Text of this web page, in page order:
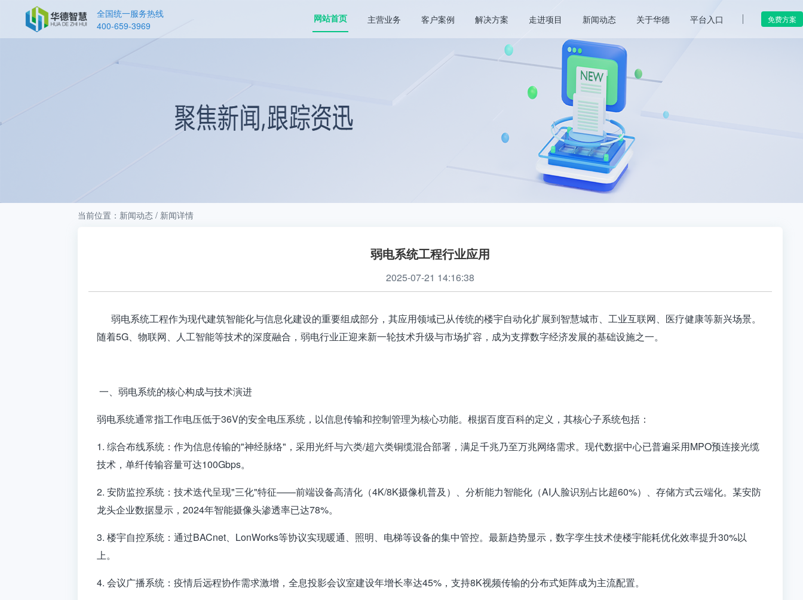
全国统一服务热线
400-659-3969
网站首页 主营业务 客户案例 解决方案 走进项目 新闻动态 关于华德 平台入口 免费方案
当前位置：新闻动态 / 新闻详情
弱电系统工程行业应用
2025-07-21 14:16:38
弱电系统工程作为现代建筑智能化与信息化建设的重要组成部分，其应用领域已从传统的楼宇自动化扩展到智慧城市、工业互联网、医疗健康等新兴场景。
随着5G、物联网、人工智能等技术的深度融合，弱电行业正迎来新一轮技术升级与市场扩容，成为支撑数字经济发展的基础设施之一。
一、弱电系统的核心构成与技术演进
弱电系统通常指工作电压低于36V的安全电压系统，以信息传输和控制管理为核心功能。根据百度百科的定义，其核心子系统包括：
1. 综合布线系统：作为信息传输的"神经脉络"，采用光纤与六类/超六类铜缆混合部署，满足千兆乃至万兆网络需求。现代数据中心已普遍采用MPO预连接光缆
技术，单纤传输容量可达100Gbps。
2. 安防监控系统：技术迭代呈现"三化"特征——前端设备高清化（4K/8K摄像机普及）、分析能力智能化（AI人脸识别占比超60%）、存储方式云端化。某安防
龙头企业数据显示，2024年智能摄像头渗透率已达78%。
3. 楼宇自控系统：通过BACnet、LonWorks等协议实现暖通、照明、电梯等设备的集中管控。最新趋势显示，数字孪生技术使楼宇能耗优化效率提升30%以
上。
4. 会议广播系统：疫情后远程协作需求激增，全息投影会议室建设年增长率达45%，支持8K视频传输的分布式矩阵成为主流配置。